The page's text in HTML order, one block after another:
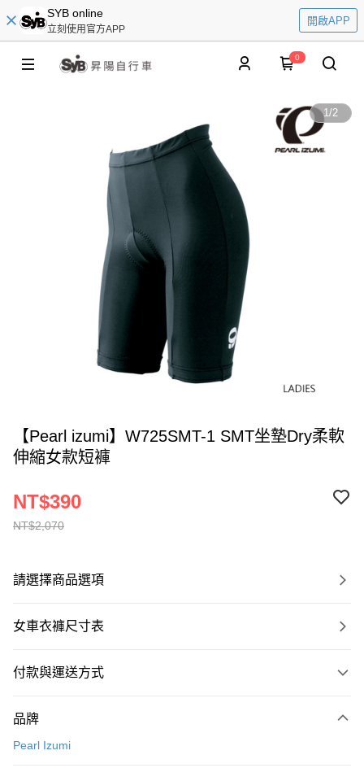
SYB online
立刻使用官方APP
開啟APP
0
1/2
【Pearl izumi】W725SMT-1 SMT坐墊Dry柔軟
伸縮女款短褲
NT$2,070
NT$390
請選擇商品選項
女車衣褲尺寸表
付款與運送方式
信用卡一次付款
品牌
Pearl Izumi